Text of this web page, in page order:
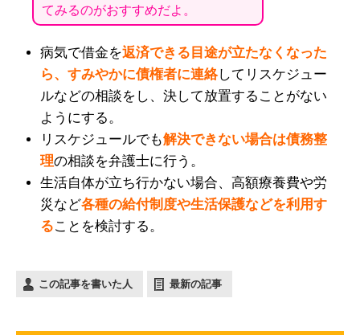
てみるのがおすすめだよ。
病気で借金を返済できる目途が立たなくなった
ら、すみやかに債権者に連絡してリスケジュー
ルなどの相談をし、決して放置することがない
ようにする。
リスケジュールでも解決できない場合は債務整
理の相談を弁護士に行う。
生活自体が立ち行かない場合、高額療養費や労
災など各種の給付制度や生活保護などを利用す
ることを検討する。
この記事を書いた人 最新の記事